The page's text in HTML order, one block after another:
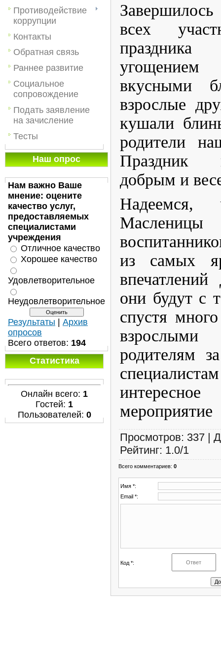
Противодействие
коррупции
Контакты
Обратная связь
Раннее развитие
Социальное
сопровождение
Подать заявление
на зачисление
Тесты
Наш опрос
Нам важно Ваше
мнение: оцените
качество услуг,
предоставляемых
специалистами
учреждения
Отличное качество
Хорошее качество
Удовлетворительное
Неудовлетворительное
Результаты
Архив
опросов
Всего ответов: 194
Статистика
Онлайн всего: 1
Гостей: 1
Пользователей: 0
всех
вкусными
взрослые
кушали
родители
Праздник
добрым и
Надеемся,
из самых
они будут с
спустя
взрослыми
родителям
мероприятие
Просмотров: 337 |
Рейтинг: 1.0/1
Всего комментариев: 0
Имя *:
Email *:
Код *: